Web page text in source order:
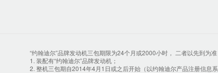
“约翰迪尔”品牌发动机三包期限为24个月或2000小时， 二者以先到
1. 装配有“约翰迪尔”品牌发动机；
2. 整机三包期自2014年4月1日或之后开始（以约翰迪尔产品注册信息系